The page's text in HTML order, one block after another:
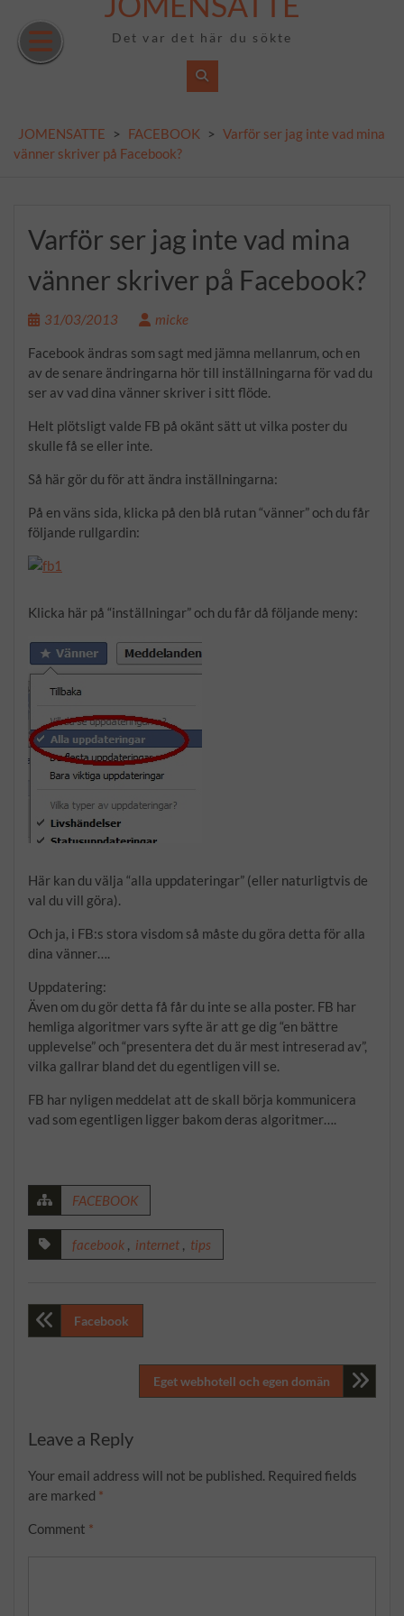
content
Det var det här du sökte
JOMENSATTE > FACEBOOK > Varför ser jag inte vad mina
vänner skriver på Facebook?
Varför ser jag inte vad mina
vänner skriver på Facebook?
31/03/2013 micke
Facebook ändras som sagt med jämna mellanrum, och en
av de senare ändringarna hör till inställningarna för vad du
ser av vad dina vänner skriver i sitt flöde.
Helt plötsligt valde FB på okänt sätt ut vilka poster du
skulle få se eller inte.
Så här gör du för att ändra inställningarna:
På en väns sida, klicka på den blå rutan “vänner” och du får
följande rullgardin:
Klicka här på “inställningar” och du får då följande meny:
Här kan du välja “alla uppdateringar” (eller naturligtvis de
val du vill göra).
Och ja, i FB:s stora visdom så måste du göra detta för alla
dina vänner….
Uppdatering:
Även om du gör detta få får du inte se alla poster. FB har
hemliga algoritmer vars syfte är att ge dig “en bättre
upplevelse” och “presentera det du är mest intreserad av”,
vilka gallrar bland det du egentligen vill se.
FB har nyligen meddelat att de skall börja kommunicera
vad som egentligen ligger bakom deras algoritmer….
FACEBOOK
facebook , internet , tips
Post
navigation
Facebook
Eget webhotell och egen domän
Leave a Reply
Your email address will not be published. Required fields
are marked *
Comment *